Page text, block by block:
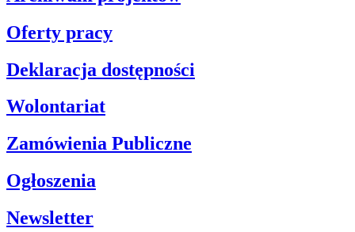
Oferty pracy
Deklaracja dostępności
Wolontariat
Zamówienia Publiczne
Ogłoszenia
Newsletter